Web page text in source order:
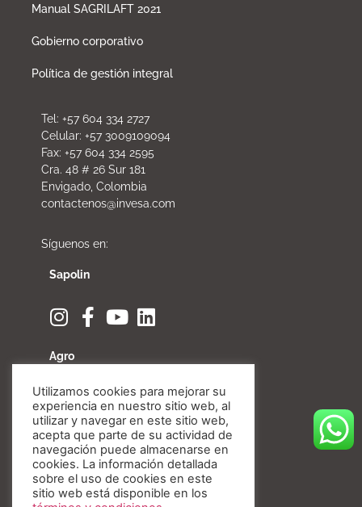
Manual SAGRILAFT 2021
Gobierno corporativo
Política de gestión integral
Tel: +57 604 334 2727
Celular: +57 3009109094
Fax: +57 604 334 2595
Cra. 48 # 26 Sur 181
Envigado, Colombia
contactenos@invesa.com
Síguenos en:
Sapolin
Agro
Fibratore
Utilizamos cookies para mejorar su
experiencia en nuestro sitio web, al
utilizar y navegar en este sitio web,
acepta que parte de su actividad de
navegación puede almacenarse en
cookies. La información detallada
sobre el uso de cookies en este
sitio web está disponible en los